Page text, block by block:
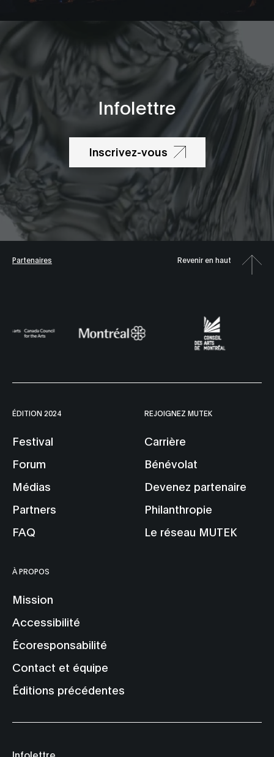
Infolettre
Inscrivez-vous
Partenaires Revenir en haut
ÉDITION 2024
Festival
Forum
Médias
Partners
FAQ
REJOIGNEZ MUTEK
Carrière
Bénévolat
Devenez partenaire
Philanthropie
Le réseau MUTEK
À PROPOS
Mission
Accessibilité
Écoresponsabilité
Contact et équipe
Éditions précédentes
Infolettre